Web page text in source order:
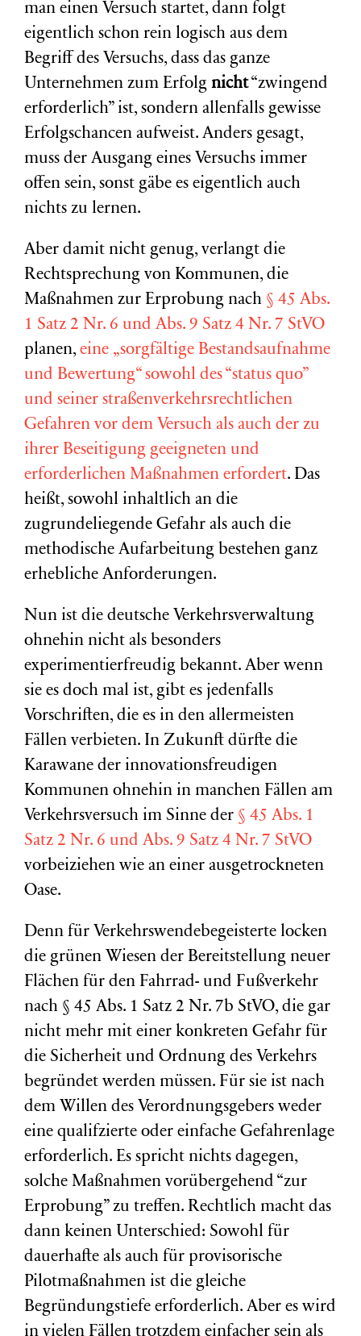
man einen Versuch startet, dann folgt
eigentlich schon rein logisch aus dem
Begriff des Versuchs, dass das ganze
Unternehmen zum Erfolg nicht“zwingend
erforderlich” ist, sondern allenfalls gewisse
Erfolgschancen aufweist. Anders gesagt,
muss der Ausgang eines Versuchs immer
offen sein, sonst gäbe es eigentlich auch
nichts zu lernen.
Aber damit nicht genug, verlangt die
Rechtsprechung von Kommunen, die
Maßnahmen zur Erprobung nach § 45 Abs.
1 Satz 2 Nr. 6 und Abs. 9 Satz 4 Nr. 7 StVO
planen,eine „sorgfältige Bestandsaufnahme
und Bewertung“ sowohl des “status quo”
und seiner straßenverkehrsrechtlichen
Gefahren vor dem Versuch als auch der zu
ihrer Beseitigung geeigneten und
erforderlichen Maßnahmen erfordert. Das
heißt, sowohl inhaltlich an die
zugrundeliegende Gefahr als auch die
methodische Aufarbeitung bestehen ganz
erhebliche Anforderungen.
Nun ist die deutsche Verkehrsverwaltung
ohnehin nicht als besonders
experimentierfreudig bekannt. Aber wenn
sie es doch mal ist, gibt es jedenfalls
Vorschriften, die es in den allermeisten
Fällen verbieten. In Zukunft dürfte die
Karawane der innovationsfreudigen
Kommunen ohnehin in manchen Fällen am
Verkehrsversuch im Sinne der § 45 Abs. 1
Satz 2 Nr. 6 und Abs. 9 Satz 4 Nr. 7 StVO
vorbeiziehen wie an einer ausgetrockneten
Oase.
Denn für Verkehrswendebegeisterte locken
die grünen Wiesen der Bereitstellung neuer
Flächen für den Fahrrad- und Fußverkehr
nach § 45 Abs. 1 Satz 2 Nr. 7b StVO, die gar
nicht mehr mit einer konkreten Gefahr für
die Sicherheit und Ordnung des Verkehrs
begründet werden müssen. Für sie ist nach
dem Willen des Verordnungsgebers weder
eine qualifzierte oder einfache Gefahrenlage
erforderlich. Es spricht nichts dagegen,
solche Maßnahmen vorübergehend “zur
Erprobung” zu treffen. Rechtlich macht das
dann keinen Unterschied: Sowohl für
dauerhafte als auch für provisorische
Pilotmaßnahmen ist die gleiche
Begründungstiefe erforderlich. Aber es wird
in vielen Fällen trotzdem einfacher sein als